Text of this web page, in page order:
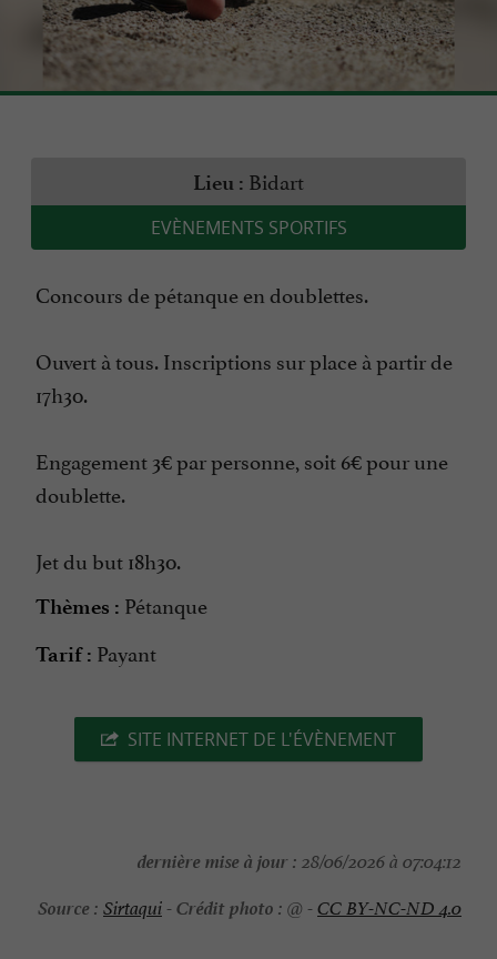
Lieu : Bidart
EVÈNEMENTS SPORTIFS
Concours de pétanque en doublettes.
Ouvert à tous. Inscriptions sur place à partir de
17h30.
Engagement 3€ par personne, soit 6€ pour une
doublette.
Jet du but 18h30.
Thèmes : Pétanque
Tarif : Payant
SITE INTERNET DE L'ÉVÈNEMENT
dernière mise à jour : 28/06/2026 à 07:04:12
Source : Sirtaqui-Crédit photo : @ -CC BY-NC-ND 4.0